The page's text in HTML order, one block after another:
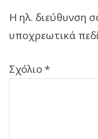
Η ηλ. διεύθυνση
υποχρεωτικά
Σχόλιο*